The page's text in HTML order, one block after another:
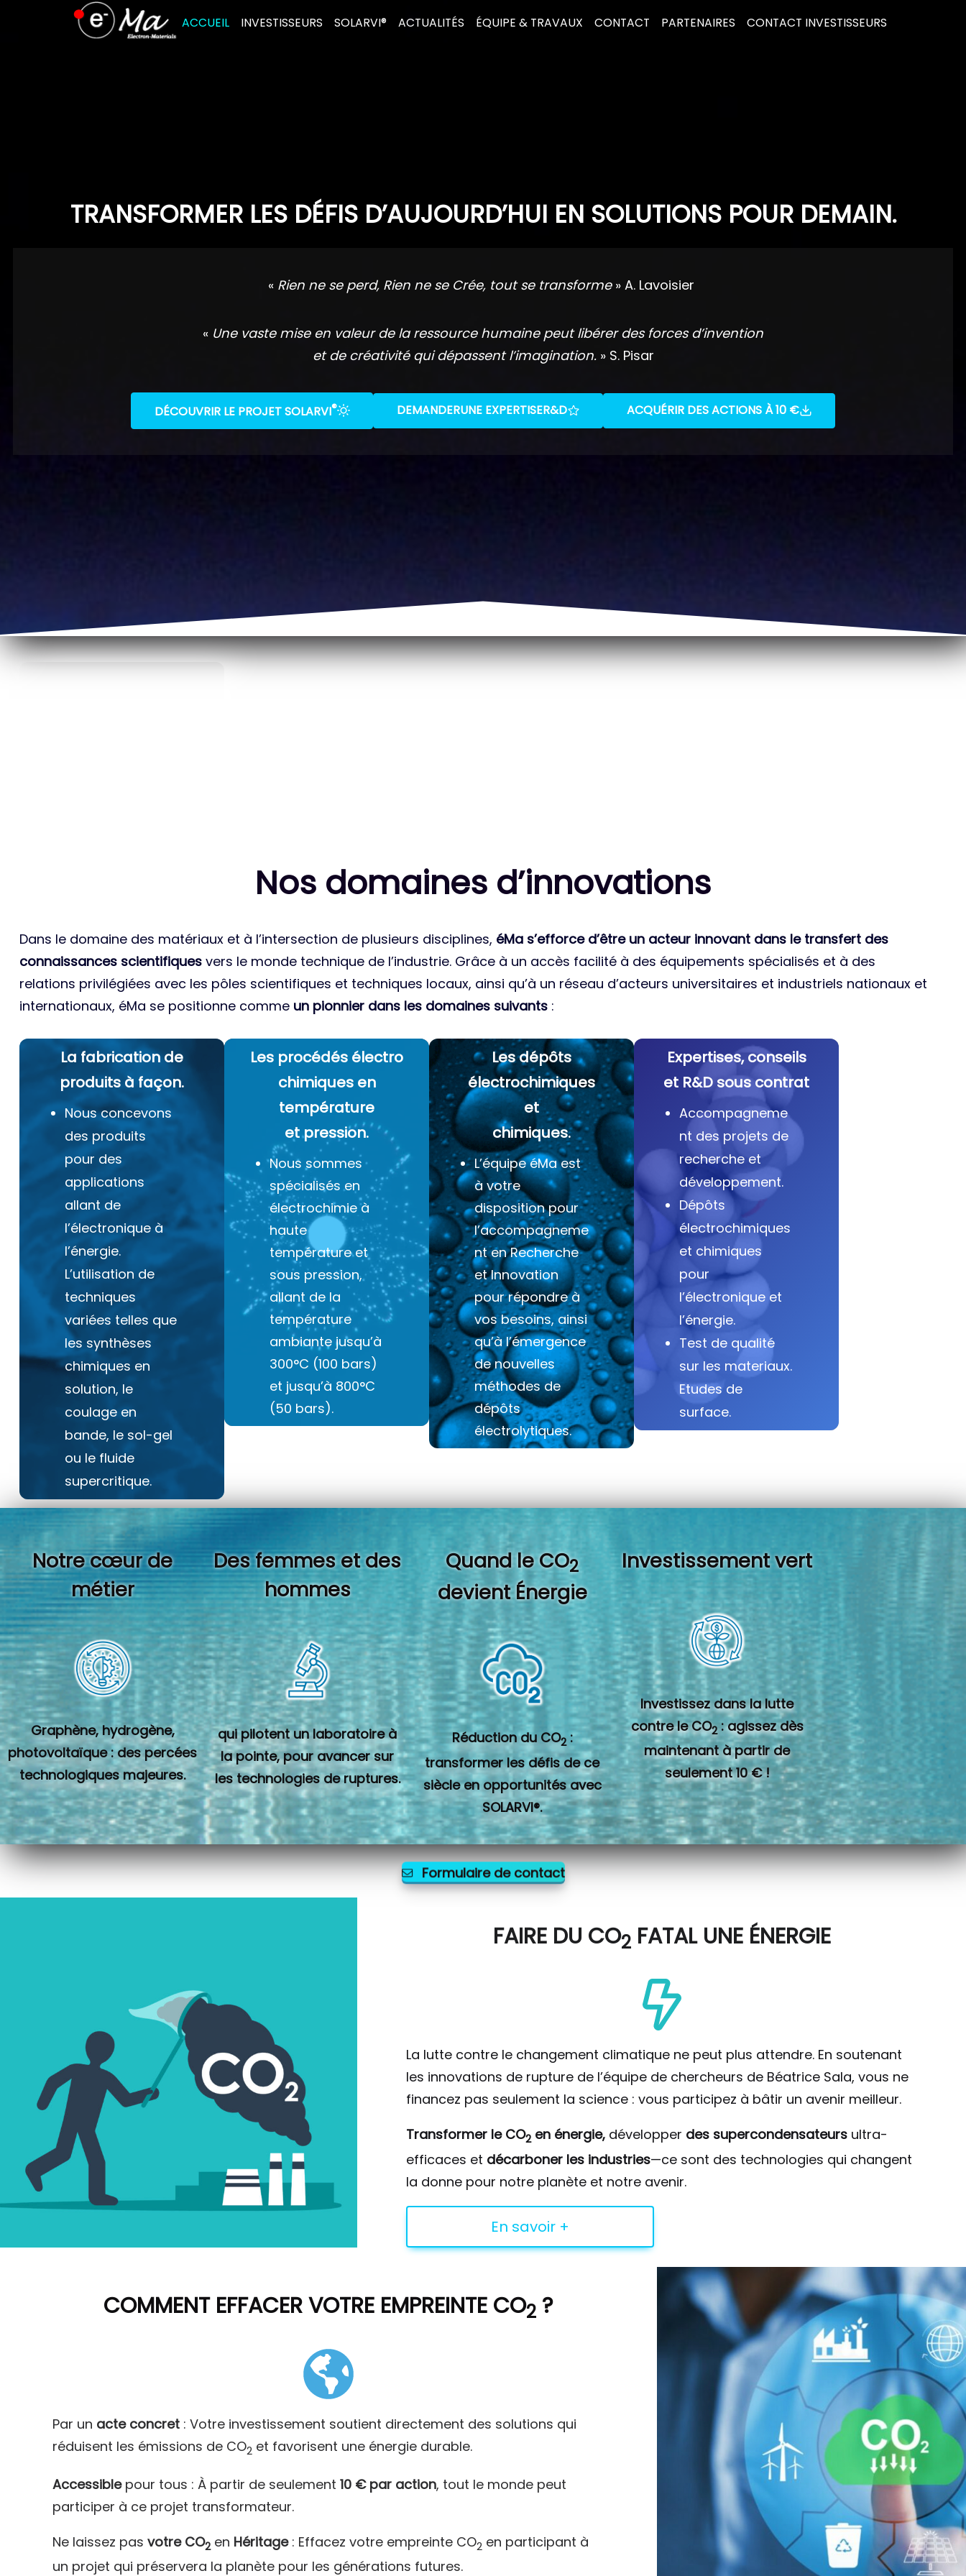
ACCUEIL INVESTISSEURS SOLARVI® ACTUALITÉS ÉQUIPE & TRAVAUX CONTACT PARTENAIRES CONTACT INVESTISSEURS
TRANSFORMER LES DÉFIS D’AUJOURD’HUI EN SOLUTIONS POUR DEMAIN.
« Rien ne se perd, Rien ne se Crée, tout se transforme » A. Lavoisier
« Une vaste mise en valeur de la ressource humaine peut libérer des forces d’invention
et de créativité qui dépassent l’imagination.» S. Pisar
DÉCOUVRIR LE PROJET SOLARVI® DEMANDERUNE EXPERTISER&D ACQUÉRIR DES ACTIONS À 10 €
Nos domaines d’innovations
Dans le domaine des matériaux et à l’intersection de plusieurs disciplines, éMa s’efforce d’être un acteur innovant dans le transfert des
connaissances scientifiques vers le monde technique de l’industrie. Grâce à un accès facilité à des équipements spécialisés et à des
relations privilégiées avec les pôles scientifiques et techniques locaux, ainsi qu’à un réseau d’acteurs universitaires et industriels nationaux et
internationaux, éMa se positionne comme un pionnier dans les domaines suivants :
La fabrication de
produits à façon.
Nous concevons
des produits
pour des
applications
allant de
l’électronique à
l’énergie.
L’utilisation de
techniques
variées telles que
les synthèses
chimiques en
solution, le
coulage en
bande, le sol-gel
ou le fluide
supercritique.
Les procédés électro
chimiques en
température
et pression.
Nous sommes
spécialisés en
électrochimie à
haute
température et
sous pression,
allant de la
température
ambiante jusqu’à
300°C (100 bars)
et jusqu’à 800°C
(50 bars).
Les dépôts
électrochimiques
et
chimiques.
L’équipe éMa est
à votre
disposition pour
l’accompagneme
nt en Recherche
et Innovation
pour répondre à
vos besoins, ainsi
qu’à l’émergence
de nouvelles
méthodes de
dépôts
électrolytiques.
Expertises, conseils
et R&D sous contrat
Accompagneme
nt des projets de
recherche et
développement.
Dépôts
électrochimiques
et chimiques
pour
l’électronique et
l’énergie.
Test de qualité
sur les materiaux.
Etudes de
surface.
Notre cœur de
métier
Graphène, hydrogène,
photovoltaïque : des percées
technologiques majeures.
Des femmes et des
hommes
qui pilotent un laboratoire à
la pointe, pour avancer sur
les technologies de ruptures.
Quand le CO2
devient Énergie
Réduction du CO2 :
transformer les défis de ce
siècle en opportunités avec
SOLARVI®.
Investissement vert
Investissez dans la lutte
contre le CO2 : agissez dès
maintenant à partir de
seulement 10 € !
Formulaire de contact
FAIRE DU CO2FATAL UNE ÉNERGIE
La lutte contre le changement climatique ne peut plus attendre. En soutenant
les innovations de rupture de l’équipe de chercheurs de Béatrice Sala, vous ne
financez pas seulement la science : vous participez à bâtir un avenir meilleur.
Transformer le CO2 en énergie, développer des supercondensateurs ultra-
efficaces et décarboner les industries—ce sont des technologies qui changent
la donne pour notre planète et notre avenir.
En savoir +
COMMENT EFFACER VOTRE EMPREINTE CO2 ?
Par un acte concret : Votre investissement soutient directement des solutions qui
réduisent les émissions de CO2 et favorisent une énergie durable.
Accessiblepour tous : À partir de seulement10 € par action, tout le monde peut
participer à ce projet transformateur.
Ne laissez pasvotre CO2 en Héritage: Effacez votre empreinte CO2 en participant à
un projet qui préservera la planète pour les générations futures.